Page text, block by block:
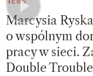
Marcysia
o wspólnym
pracy w sieci.
Double